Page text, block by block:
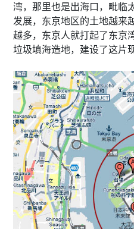
湾，那里也是出海口，毗临
发展，东京地区的土地越来
越多，东京人就打起了东京
垃圾填海造地，建设了这片